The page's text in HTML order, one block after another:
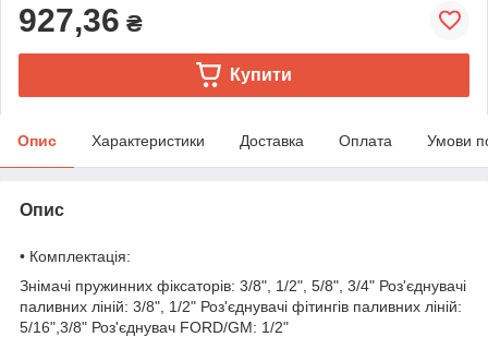
927,36 ₴
Купити
Опис Характеристики Доставка Оплата Умови
Опис
• Комплектація:
Знімачі пружинних фіксаторів: 3/8", 1/2", 5/8", 3/4" Роз'єднувачі
паливних ліній: 3/8", 1/2" Роз'єднувачі фітингів паливних ліній:
5/16",3/8" Роз'єднувач FORD/GM: 1/2"